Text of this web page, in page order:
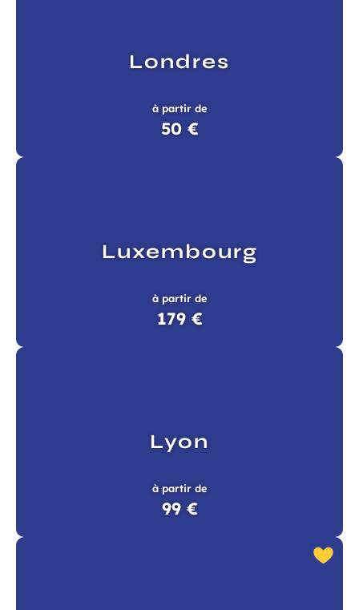
Londres
à partir de
50 €
Luxembourg
à partir de
179 €
Lyon
à partir de
99 €